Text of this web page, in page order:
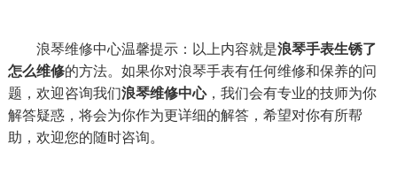
浪琴维修中心温馨提示：以上内容就是浪琴手表生锈了
怎么维修的方法。如果你对浪琴手表有任何维修和保养的问
题，欢迎咨询我们浪琴维修中心，我们会有专业的技师为你
解答疑惑，将会为你作为更详细的解答，希望对你有所帮
助，欢迎您的随时咨询。